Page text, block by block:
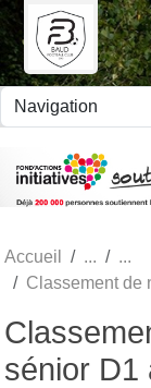
Accueil
Classement de
sénior D1
Panneau de